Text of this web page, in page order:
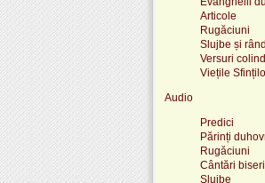
Articole
Rugăciuni
Slujbe și
Versuri
Viețile
Audio
Predici
Părinți
Rugăciuni
Cântări
Slujbe